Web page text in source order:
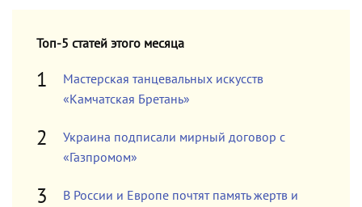
Топ-5 статей этого месяца
Мастерская танцевальных искусств
«Камчатская Бретань»
Украина подписали мирный договор с
«Газпромом»
В России и Европе почтят память жертв и